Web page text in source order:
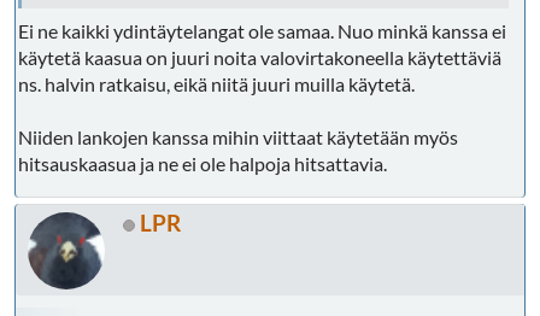
Ei ne kaikki ydintäytelangat ole samaa. Nuo minkä kanssa ei
käytetä kaasua on juuri noita valovirtakoneella käytettäviä
ns. halvin ratkaisu, eikä niitä juuri muilla käytetä.
Niiden lankojen kanssa mihin viittaat käytetään myös
hitsauskaasua ja ne ei ole halpoja hitsattavia.
LPR